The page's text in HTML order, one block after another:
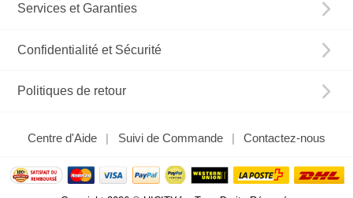
Services et Garanties
Confidentialité et Sécurité
Politiques de retour
Centre d'Aide Suivi de Commande Contactez-nous